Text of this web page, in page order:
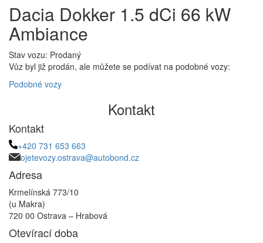
Dacia Dokker 1.5 dCi 66 kW
Ambiance
Stav vozu: Prodaný
Vůz byl již prodán, ale můžete se podívat na podobné vozy:
Podobné vozy
Kontakt
Kontakt
+420 731 653 663
ojetevozy.ostrava@autobond.cz
Adresa
Krmelínská 773/10
(u Makra)
720 00 Ostrava – Hrabová
Otevírací doba